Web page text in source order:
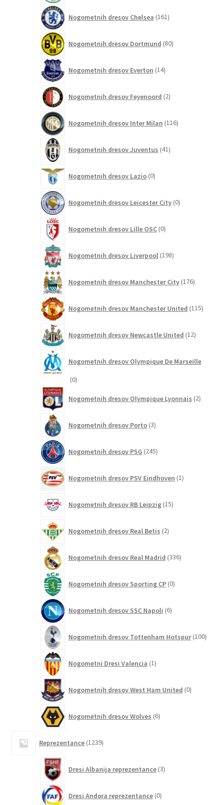
Nogometnih dresov Chelsea 161izdelkov
Nogometnih dresov Dortmund 80izdelkov
Nogometnih dresov Everton 14izdelkov
Nogometnih dresov Feyenoord 2izdelka
Nogometnih dresov Inter Milan 116izdelkov
Nogometnih dresov Juventus 41izdelkov
Nogometnih dresov Lazio 0izdelkov
Nogometnih dresov Leicester City 0izdelkov
Nogometnih dresov Lille OSC 0izdelkov
Nogometnih dresov Liverpool 198izdelkov
Nogometnih dresov Manchester City 176izdelkov
Nogometnih dresov Manchester United 115
Nogometnih dresov Newcastle United 12izdelkov
Nogometnih dresov Olympique De Marseille
00
Nogometnih dresov Olympique Lyonnais 2izdelka
Nogometnih dresov Porto 3izdelki
Nogometnih dresov PSG 245izdelkov
Nogometnih dresov PSV Eindhoven 1izdelek
Nogometnih dresov RB Leipzig 15izdelkov
Nogometnih dresov Real Betis 2izdelka
Nogometnih dresov Real Madrid 336izdelkov
Nogometnih dresov Sporting CP 0izdelkov
Nogometnih dresov SSC Napoli 6izdelkov
Nogometnih dresov Tottenham Hotspur 100
Nogometni Dresi Valencia 1izdelek
Nogometnih dresov West Ham United 0izdelkov
Nogometnih dresov Wolves 6izdelkov
Reprezentance 1239izdelkov
Dresi Albanija reprezentance 3izdelki
Dresi Andora reprezentance 0izdelkov